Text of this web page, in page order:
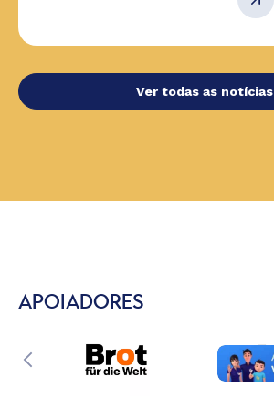
Ver todas as notícias
APOIADORES